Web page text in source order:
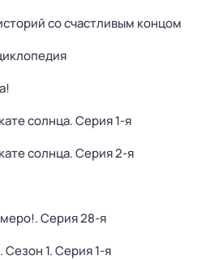
со счастливым концом
солнца. Серия 1-я
солнца. Серия 2-я
. Серия 28-я
. Сезон 1. Серия 1-я